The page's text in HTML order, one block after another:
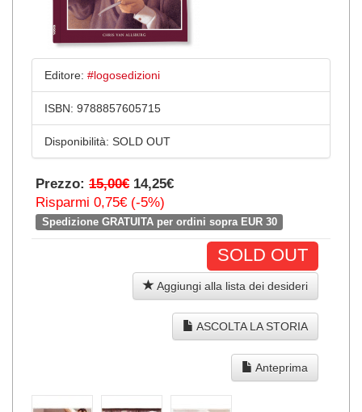
Editore: #logosedizioni
ISBN: 9788857605715
Disponibilità: SOLD OUT
Prezzo: 15,00€ 14,25€
Risparmi 0,75€ (-5%)
Spedizione GRATUITA per ordini sopra EUR 30
SOLD OUT
Aggiungi alla lista dei desideri
ASCOLTA LA STORIA
Anteprima